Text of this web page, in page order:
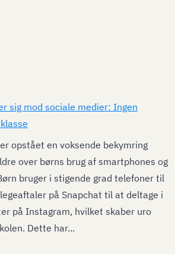
sig mod sociale medier: Ingen
opstået en voksende bekymring
over børns brug af smartphones og
bruger i stigende grad telefoner til
på Snapchat til at deltage i
på Instagram, hvilket skaber uro
Dette har...